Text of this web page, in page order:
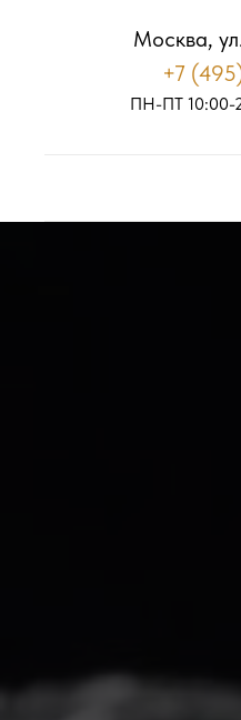
Москва,
+7
ПН-ПТ 10:00-